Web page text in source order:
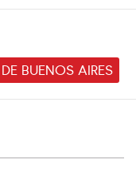
BUENOS AIRES